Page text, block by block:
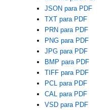
JSON para PDF
TXT para PDF
PRN para PDF
PNG para PDF
JPG para PDF
BMP para PDF
TIFF para PDF
PCL para PDF
CAL para PDF
VSD para PDF